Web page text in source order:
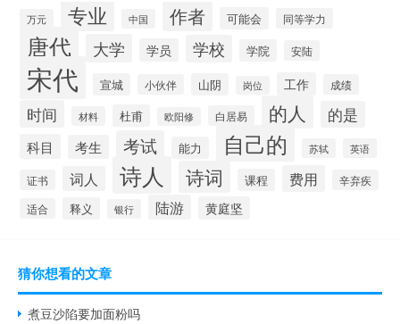
万元 专业 中国 作者 可能会 同等学力
唐代 大学 学员 学校 学院 安陆
宋代 宣城 小伙伴 山阴 岗位 工作 成绩
时间 材料 杜甫 欧阳修 白居易 的人 的是
科目 考生 考试 能力 自己的 苏轼 英语
证书 词人 诗人 诗词 课程 费用
辛弃疾
适合
释义 银行 陆游 黄庭坚
猜你想看的文章
煮豆沙陷要加面粉吗